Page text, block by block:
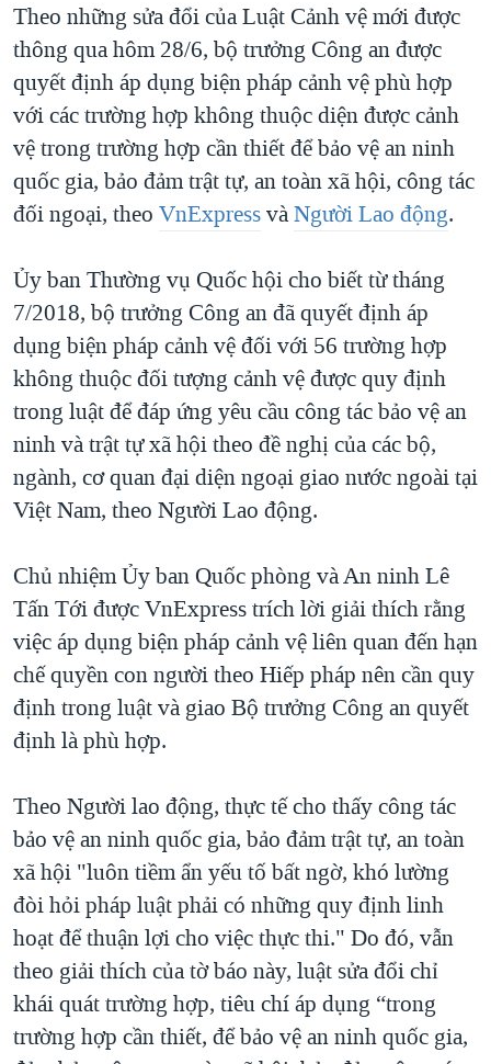
Theo những sửa đổi của Luật Cảnh vệ mới được
thông qua hôm 28/6, bộ trưởng Công an được
quyết định áp dụng biện pháp cảnh vệ phù hợp
với các trường hợp không thuộc diện được cảnh
vệ trong trường hợp cần thiết để bảo vệ an ninh
quốc gia, bảo đảm trật tự, an toàn xã hội, công tác
đối ngoại, theo VnExpressvàNgười Lao động.
Ủy ban Thường vụ Quốc hội cho biết từ tháng
7/2018, bộ trưởng Công an đã quyết định áp
dụng biện pháp cảnh vệ đối với 56 trường hợp
không thuộc đối tượng cảnh vệ được quy định
trong luật để đáp ứng yêu cầu công tác bảo vệ an
ninh và trật tự xã hội theo đề nghị của các bộ,
ngành, cơ quan đại diện ngoại giao nước ngoài tại
Việt Nam, theo Người Lao động.
Chủ nhiệm Ủy ban Quốc phòng và An ninh Lê
Tấn Tới được VnExpress trích lời giải thích rằng
việc áp dụng biện pháp cảnh vệ liên quan đến hạn
chế quyền con người theo Hiếp pháp nên cần quy
định trong luật và giao Bộ trưởng Công an quyết
định là phù hợp.
Theo Người lao động, thực tế cho thấy công tác
bảo vệ an ninh quốc gia, bảo đảm trật tự, an toàn
xã hội "luôn tiềm ẩn yếu tố bất ngờ, khó lường
đòi hỏi pháp luật phải có những quy định linh
hoạt để thuận lợi cho việc thực thi." Do đó, vẫn
theo giải thích của tờ báo này, luật sửa đổi chỉ
khái quát trường hợp, tiêu chí áp dụng “trong
trường hợp cần thiết, để bảo vệ an ninh quốc gia,